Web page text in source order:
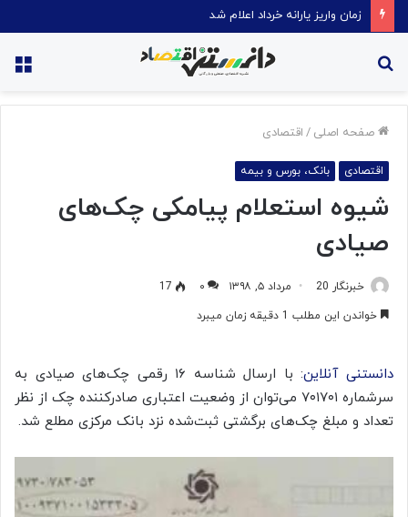
زمان واریز یارانه خرداد اعلام شد
صفحه اصلی / اقتصادی
اقتصادی بانک، بورس و بیمه
شیوه استعلام پیامکی چک‌های
صیادی
خبرنگار 20 مرداد ۵, ۱۳۹۸ ۰
17
خواندن این مطلب 1 دقیقه زمان میبرد
دانستنی آنلاین
: با ارسال شناسه ۱۶ رقمی چک‌های صیادی به
سرشماره ۷۰۱۷۰۱ می‌توان از وضعیت اعتباری صادرکننده چک از نظر
تعداد و مبلغ چک‌های برگشتی ثبت‌شده نزد بانک مرکزی مطلع شد.